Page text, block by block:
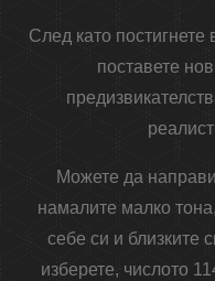
След като постигнете
поставете
Можете да
намалите малко
себе си и близките
изберете, числото